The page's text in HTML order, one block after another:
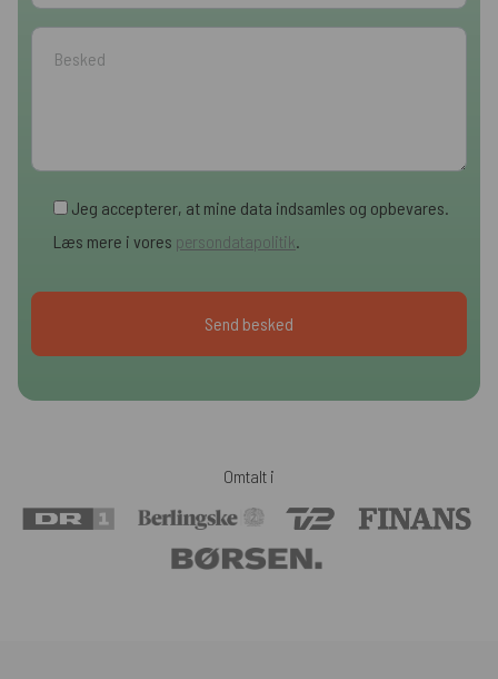
Jeg accepterer, at mine data indsamles og opbevares.
Læs mere i vores persondatapolitik.
Omtalt i